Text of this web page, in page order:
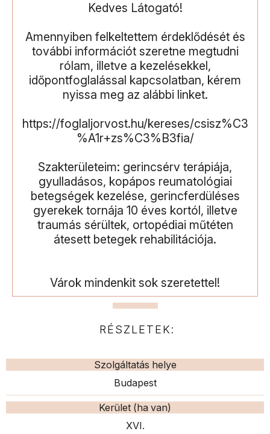
Kedves Látogató!
Amennyiben felkeltettem érdeklődését és
további információt szeretne megtudni
rólam, illetve a kezelésekkel,
időpontfoglalással kapcsolatban, kérem
nyissa meg az alábbi linket.
https://foglaljorvost.hu/kereses/csisz%C3
%A1r+zs%C3%B3fia/
Szakterületeim: gerincsérv terápiája,
gyulladásos, kopápos reumatológiai
betegségek kezelése, gerincferdüléses
gyerekek tornája 10 éves kortól, illetve
traumás sérültek, ortopédiai műtéten
átesett betegek rehabilitációja.
Várok mindenkit sok szeretettel!
RÉSZLETEK:
Szolgáltatás helye
Budapest
Kerület (ha van)
XVI.